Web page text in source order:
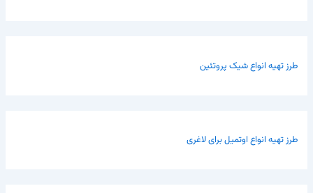
طرز تهیه انواع شیک پروتئین
طرز تهیه انواع اوتمیل برای لاغری